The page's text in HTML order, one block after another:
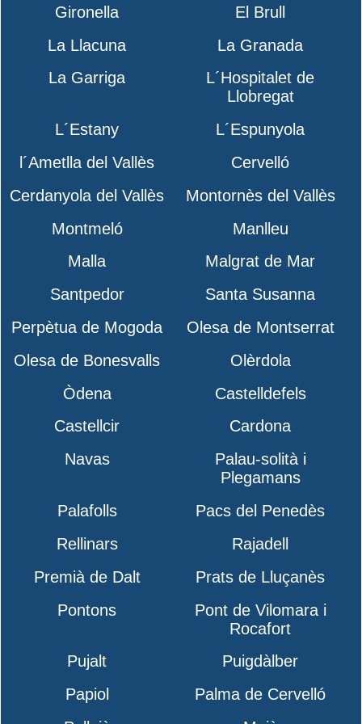
Gironella
El Brull
La Llacuna
La Granada
La Garriga
L´Hospitalet de
Llobregat
L´Estany
L´Espunyola
l´Ametlla del Vallès
Cervelló
Cerdanyola del Vallès
Montornès del Vallès
Montmeló
Manlleu
Malla
Malgrat de Mar
Santpedor
Santa Susanna
Perpètua de Mogoda
Olesa de Montserrat
Olesa de Bonesvalls
Olèrdola
Òdena
Castelldefels
Castellcir
Cardona
Navas
Palau-solità i
Plegamans
Palafolls
Pacs del Penedès
Rellinars
Rajadell
Premià de Dalt
Prats de Lluçanès
Pontons
Pont de Vilomara i
Rocafort
Pujalt
Puigdàlber
Papiol
Palma de Cervelló